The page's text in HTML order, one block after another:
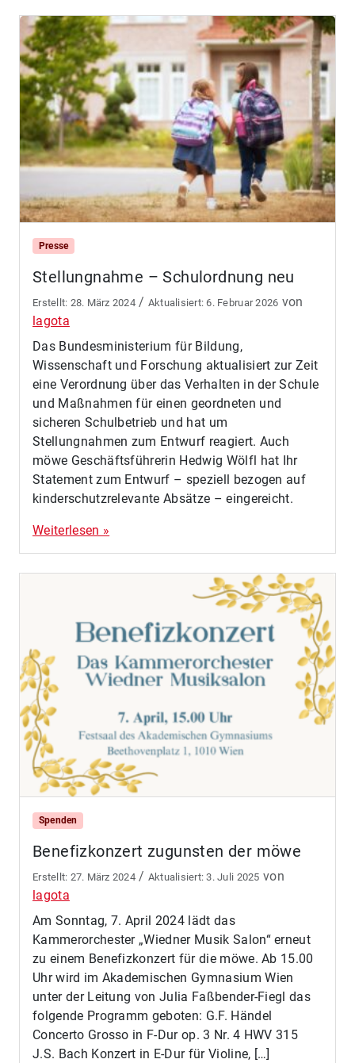
Presse
Stellungnahme – Schulordnung neu
28. März 2024 / 6. Februar 2026 von
lagota
Das Bundesministerium für Bildung,
Wissenschaft und Forschung aktualisiert zur Zeit
eine Verordnung über das Verhalten in der Schule
und Maßnahmen für einen geordneten und
sicheren Schulbetrieb und hat um
Stellungnahmen zum Entwurf reagiert. Auch
möwe Geschäftsführerin Hedwig Wölfl hat Ihr
Statement zum Entwurf – speziell bezogen auf
kinderschutzrelevante Absätze – eingereicht.
Weiterlesen »
Spenden
Benefizkonzert zugunsten der möwe
27. März 2024 / 3. Juli 2025 von
lagota
Am Sonntag, 7. April 2024 lädt das
Kammerorchester „Wiedner Musik Salon“ erneut
zu einem Benefizkonzert für die möwe. Ab 15.00
Uhr wird im Akademischen Gymnasium Wien
unter der Leitung von Julia Faßbender-Fiegl das
folgende Programm geboten: G.F. Händel
Concerto Grosso in F-Dur op. 3 Nr. 4 HWV 315
J.S. Bach Konzert in E-Dur für Violine, […]